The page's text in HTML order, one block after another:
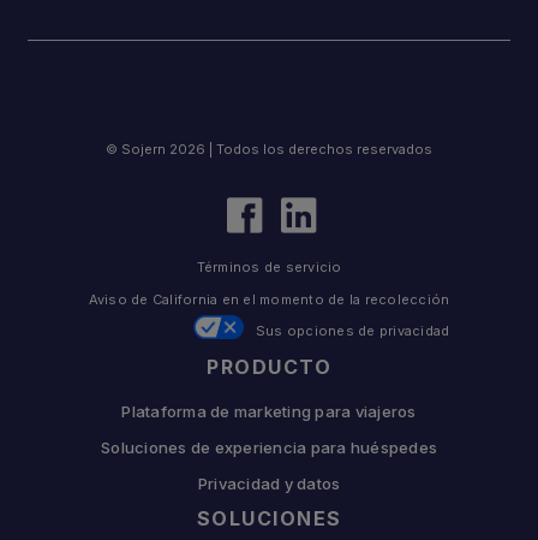
PRODUCTO
Plataforma de marketing para viajeros
Soluciones de experiencia para huéspedes
Privacidad y datos
SOLUCIONES
© Sojern 2026 | Todos los derechos reservados
Términos de servicio
Aviso de California en el momento de la recolección
Sus opciones de privacidad